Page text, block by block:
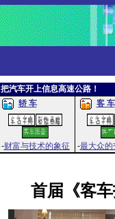
把汽车开上信息高速公路！
轿 车
客 车
-财富与技术的象征 -最大众的
首届《客